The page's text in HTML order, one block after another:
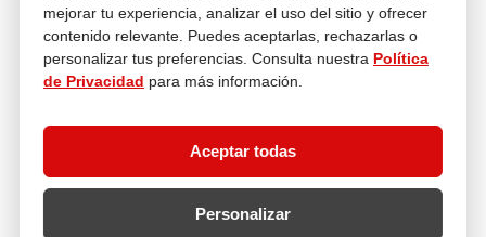
mejorar tu experiencia, analizar el uso del sitio y ofrecer
contenido relevante. Puedes aceptarlas, rechazarlas o
personalizar tus preferencias. Consulta nuestra Política
de Privacidad para más información.
Aceptar todas
Personalizar
Descubre más